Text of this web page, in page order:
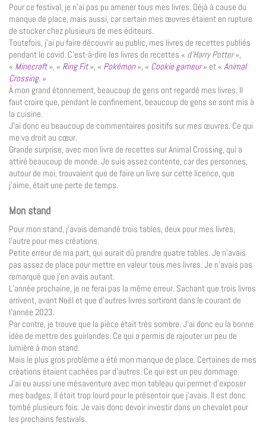
Pour ce festival, je n’ai pas pu amener tous mes livres. Déjà à cause du
manque de place, mais aussi, car certain mes œuvres étaient en rupture
de stocker chez plusieurs de mes éditeurs.
Toutefois, j’ai pu faire découvrir au public, mes livres de recettes publiés
pendant le covid. C’est-à-dire les livres de recettes « d’Harry Potter»,
« Minecraft», « Ring Fit », « Pokémon», « Cookie gameur» et « Animal
Crossing. »
À mon grand étonnement, beaucoup de gens ont regardé mes livres. Il
faut croire que, pendant le confinement, beaucoup de gens se sont mis à
la cuisine.
J’ai donc eu beaucoup de commentaires positifs sur mes œuvres. Ce qui
me va droit au cœur.
Grande surprise, avec mon livre de recettes sur Animal Crossing, qui a
attiré beaucoup de monde. Je suis assez contente, car des personnes,
autour de moi, trouvaient que de faire un livre sur cette licence, que
j’aime, était une perte de temps.
Mon stand
Pour mon stand, j’avais demandé trois tables, deux pour mes livres,
l’autre pour mes créations.
Petite erreur de ma part, qui aurait dû prendre quatre tables. Je n’avais
pas assez de place pour mettre en valeur tous mes livres. Je n’avais pas
remarqué que j’en avais autant.
L’année prochaine, je ne ferai pas la même erreur. Sachant que trois livres
arrivent, avant Noël et que d’autres livres sortiront dans le courant de
l’année 2023.
Par contre, je trouve que la pièce était très sombre. J’ai donc eu la bonne
idée de mettre des guirlandes. Ce qui a permis de rajouter un peu de
lumière à mon stand.
Mais le plus gros problème a été mon manque de place. Certaines de mes
créations étaient cachées par d’autres. Ce qui est un peu dommage.
J’ai eu aussi une mésaventure avec mon tableau qui permet d’exposer
mes badges. Il était trop lourd pour le présentoir que j’avais. Il est donc
tombé plusieurs fois. Je vais donc devoir investir dans un chevalet pour
les prochains festivals.